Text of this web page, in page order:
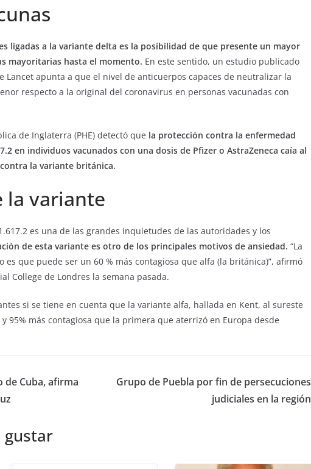
ligadas a la variante delta es la posibilidad de que presente un mayor
mayoritarias hasta el momento. En este sentido, un estudio publicado
Lancet apunta a que el nivel de anticuerpos capaces de neutralizar la
respecto a la original del coronavirus en personas vacunadas con
de Inglaterra (PHE) detectó que la protección contra la enfermedad
en individuos vacunados con una dosis de Pfizer o AstraZeneca caía al
la variante británica.
la variante
es una de las grandes inquietudes de las autoridades y los
de esta variante es otro de los principales motivos de ansiedad. “La
es que puede ser un 60 % más contagiosa que alfa (la británica)”, afirmó
College de Londres la semana pasada.
si se tiene en cuenta que la variante alfa, hallada en Kent, al sureste
95% más contagiosa que la primera que aterrizó en Europa desde
de Cuba, afirma
Grupo de Puebla por fin de persecuciones
judiciales en la región
gustar